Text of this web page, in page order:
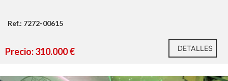
Ref.: 7272-00615
Precio: 310.000 € DETALLES